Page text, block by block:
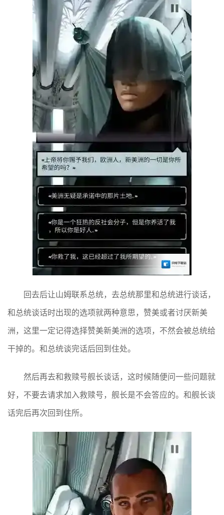
回去后让山姆联系总统，去总统那里和总统进行谈话，
和总统谈话时出现的选项就两种意思，赞美或者讨厌新美
洲，这里一定记得选择赞美新美洲的选项，不然会被总统给
干掉的。和总统谈完话后回到住处。
然后再去和救赎号舰长谈话，这时候随便问一些问题就
好，不要去请求加入救赎号，舰长是不会答应的。和舰长谈
话完后再次回到住所。